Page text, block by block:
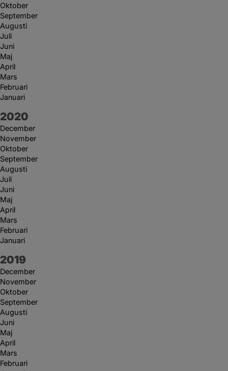
Oktober
September
Augusti
Juli
Juni
Maj
April
Mars
Februari
Januari
År:
2020
December
November
Oktober
September
Augusti
Juli
Juni
Maj
April
Mars
Februari
Januari
År:
2019
December
November
Oktober
September
Augusti
Juni
Maj
April
Mars
Februari